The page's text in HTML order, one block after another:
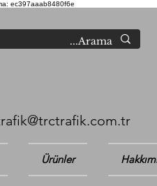
ec397aaab8480f6e
Ürünler